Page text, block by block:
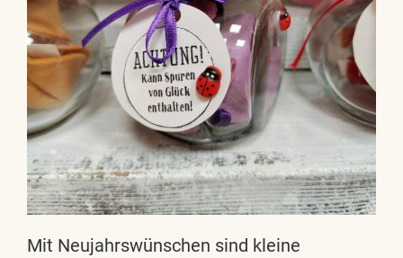
Mit Neujahrswünschen sind kleine